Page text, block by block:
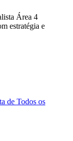
Área 4
estratégia e
de Todos os